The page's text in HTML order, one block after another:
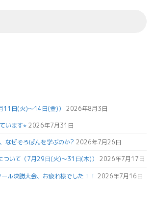
11日(火)～14日(金)） 2026年8月3日
います⭐︎ 2026年7月31日
なぜそろばんを学ぶのか? 2026年7月26日
ついて（7月29日(火)～31日(木)） 2026年7月17日
ル決勝大会、お疲れ様でした！！ 2026年7月16日